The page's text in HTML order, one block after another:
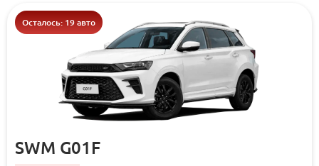
Осталось: 19 авто
SWM G01F